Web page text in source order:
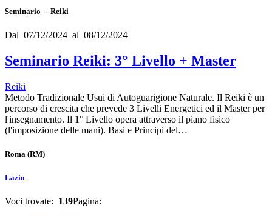
Seminario - Reiki
Dal 07/12/2024 al 08/12/2024
Seminario Reiki: 3° Livello + Master
Reiki
Metodo Tradizionale Usui di Autoguarigione Naturale. Il Reiki è un
percorso di crescita che prevede 3 Livelli Energetici ed il Master per
l'insegnamento. Il 1° Livello opera attraverso il piano fisico
(l'imposizione delle mani). Basi e Principi del…
Roma (RM)
Lazio
Voci trovate: 139Pagina: